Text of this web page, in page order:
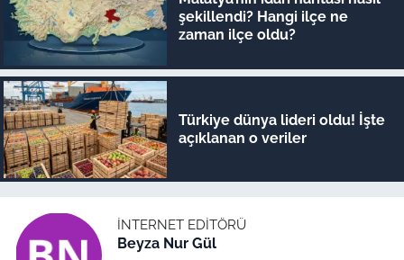
şekillendi? Hangi ilçe ne
zaman ilçe oldu?
Türkiye dünya lideri oldu! İşte
açıklanan o veriler
İNTERNET EDITÖRÜ
Beyza Nur Gül